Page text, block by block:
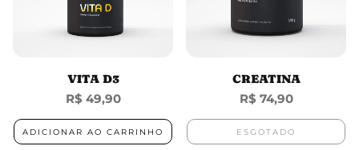
VITA D3
Preço
R$ 49,90
ADICIONAR AO CARRINHO
CREATINA
Preço
R$ 74,90
ESGOTADO